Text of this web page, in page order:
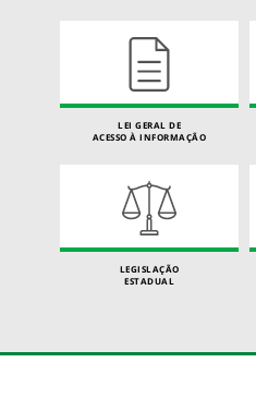
LEI GERAL DE
ACESSO À INFORMAÇÃO
LEGISLAÇÃO
ESTADUAL